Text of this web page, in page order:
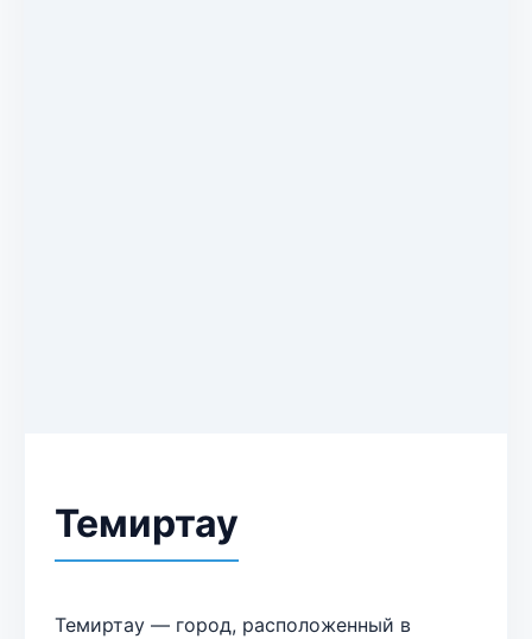
Темиртау
Темиртау — город, расположенный в